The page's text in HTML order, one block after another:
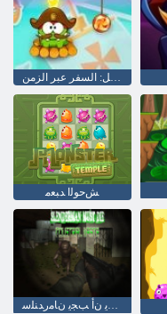
قطع الحبل: السفر عبر الزمن
ﺶﺣﻮﻟﺍ ﺪﺒﻌﻣ
ﺔﻴﻋﺎﻨﺼﻟﺍ ﺕﺎﻳﺎﻔﻨﻟﺍ :ﺕﻮﻤﻳ ﻥﺃ ﺐﺠﻳ ﻥﺎﻣﺭﺪﻨﻠﺳ